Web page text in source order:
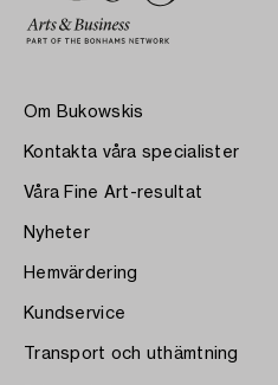
Om Bukowskis
Kontakta våra specialister
Våra Fine Art-resultat
Nyheter
Hemvärdering
Kundservice
Transport och uthämtning